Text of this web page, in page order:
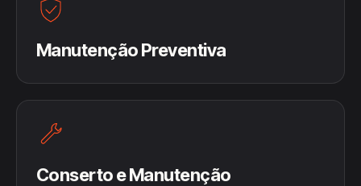
Manutenção Preventiva
Conserto e Manutenção